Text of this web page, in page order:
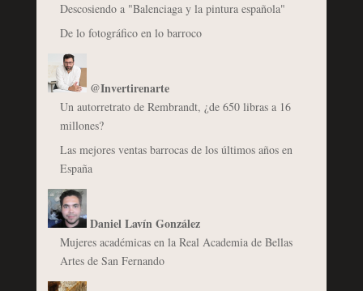
Descosiendo a "Balenciaga y la pintura española"
De lo fotográfico en lo barroco
@Invertirenarte
Un autorretrato de Rembrandt, ¿de 650 libras a 16
millones?
Las mejores ventas barrocas de los últimos años en
España
Daniel Lavín González
Mujeres académicas en la Real Academia de Bellas
Artes de San Fernando